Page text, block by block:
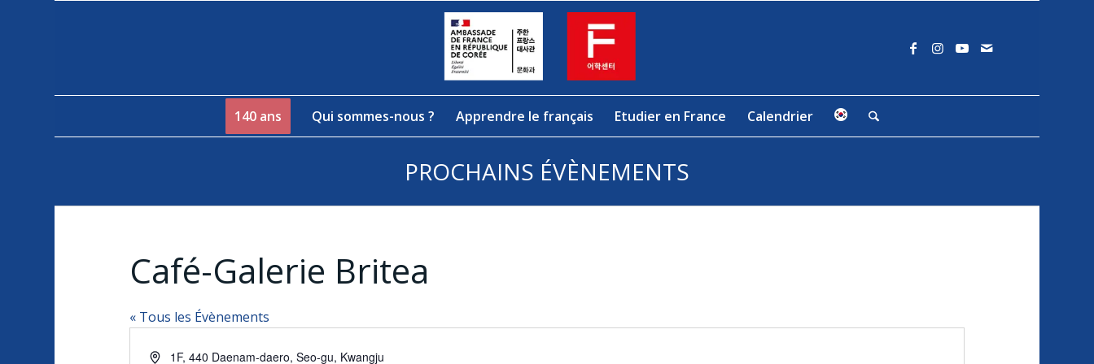
140 ans Qui sommes-nous ? Apprendre le français Etudier en France Calendrier
PROCHAINS ÉVÈNEMENTS
Café-Galerie Britea
« Tous les Évènements
Adresse1F, 440 Daenam-daero, Seo-gu, Kwangju